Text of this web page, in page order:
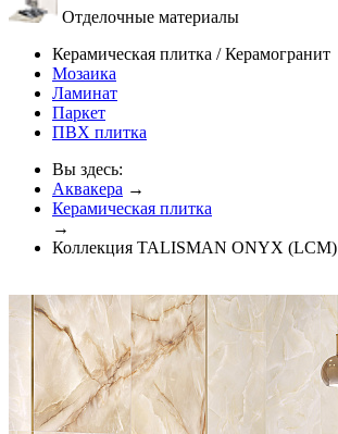
Отделочные материалы
Керамическая плитка / Керамогранит
Мозаика
Ламинат
Паркет
ПВХ плитка
Вы здесь:
Аквакера →
Керамическая плитка
→
Коллекция TALISMAN ONYX (LCM)